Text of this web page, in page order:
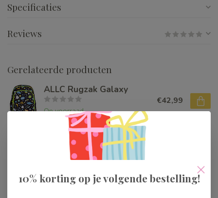
Specificaties
Reviews
Gerelateerde producten
ALLC Rugzak Galaxy
Op voorraad
€42,99
ALLC SnackBox Galaxy
Op voorraad
10% korting op je volgende bestelling!